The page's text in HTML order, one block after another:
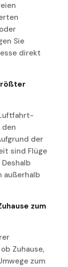
Sie
direkt
den
der
sind Flüge
außerhalb
zum
Zuhause,
zum